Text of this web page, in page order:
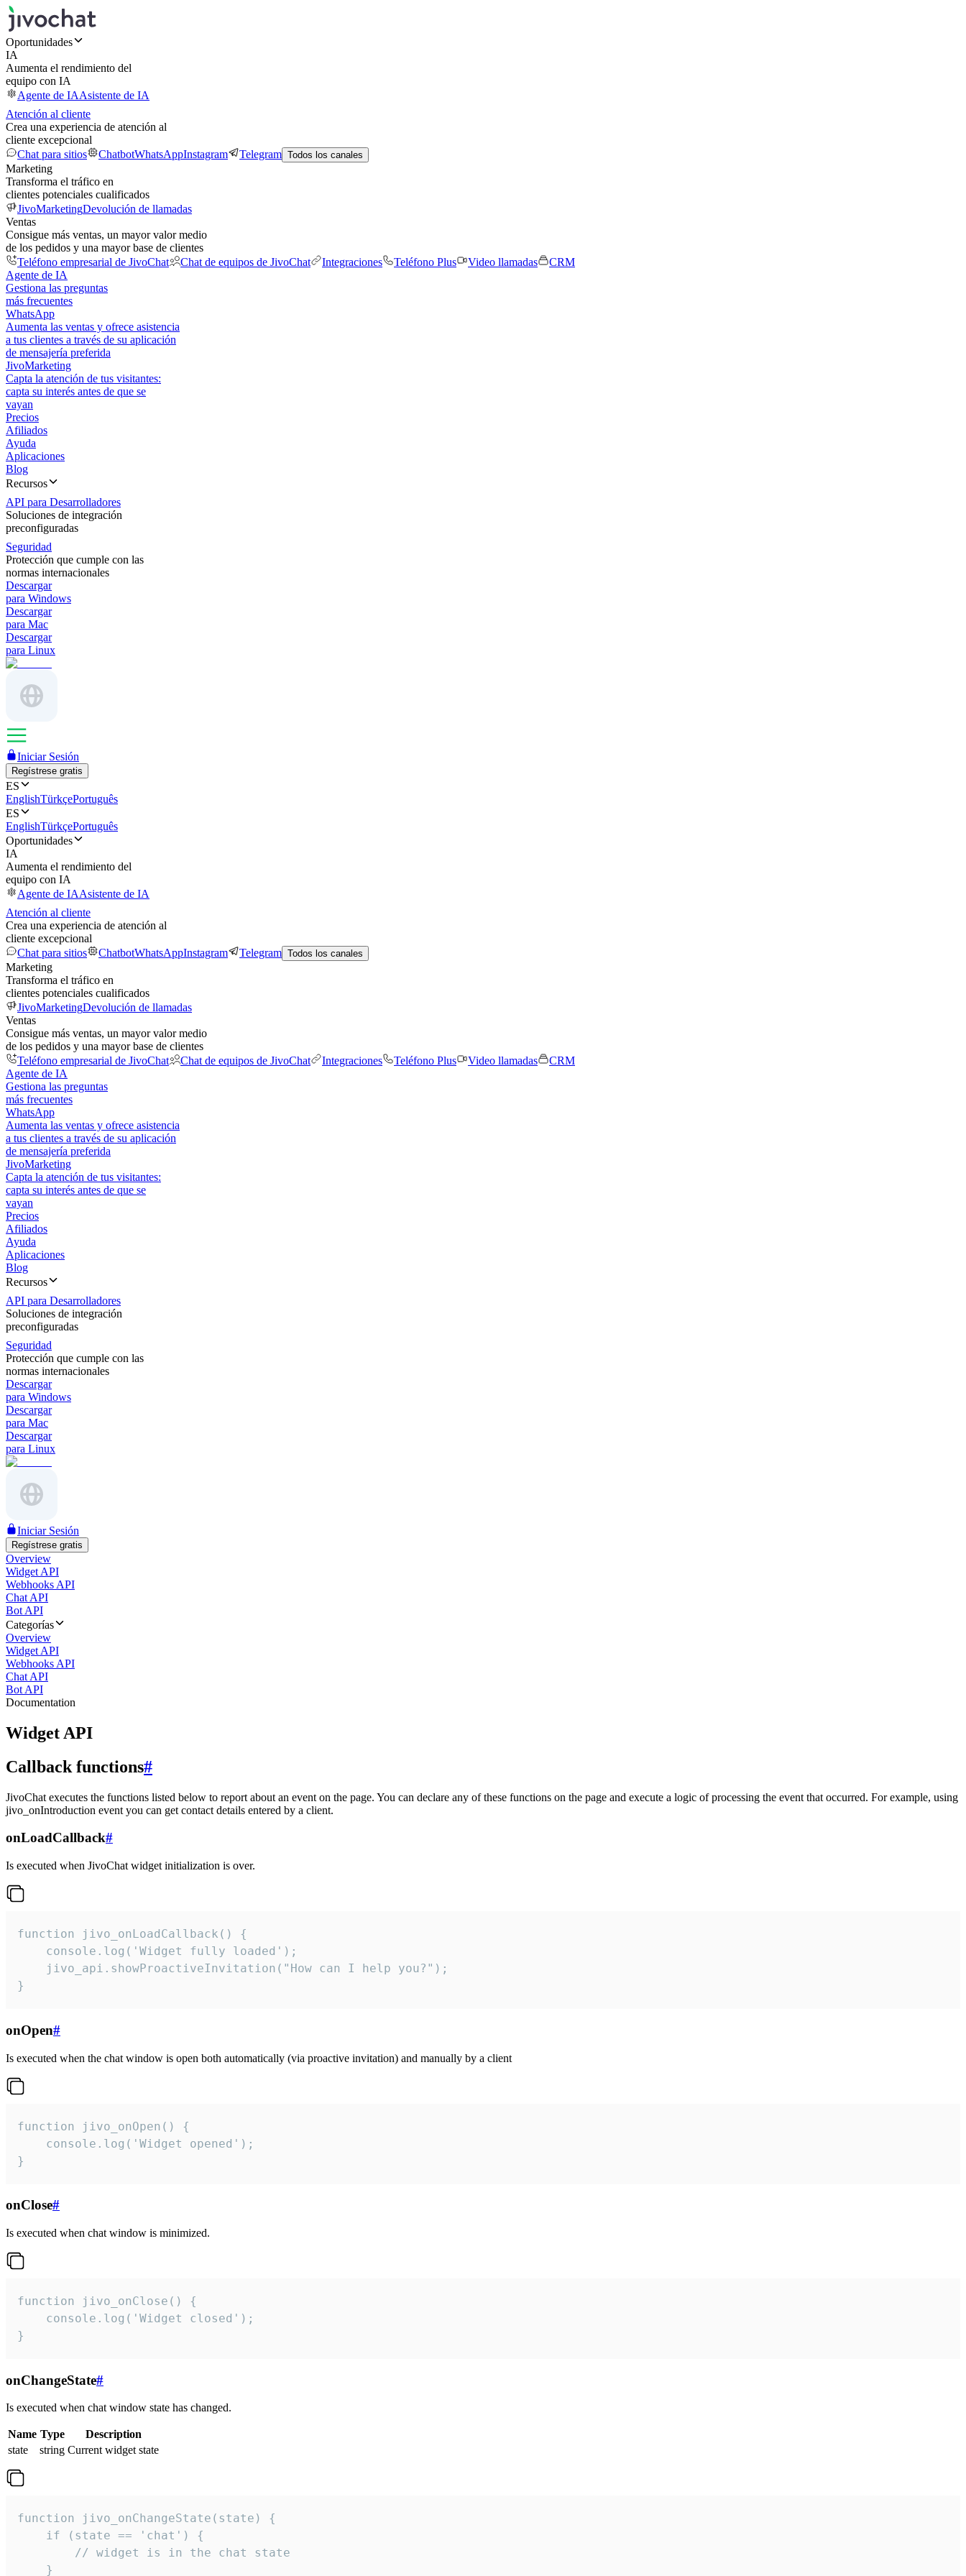
Oportunidades
IA
Aumenta el rendimiento del
equipo con IA
Agente de IAAsistente de IA
Atención al cliente
Crea una experiencia de atención al
cliente excepcional
Chat para sitios
ChatbotWhatsAppInstagram Telegram Todos los canales
Marketing
Transforma el tráfico en
clientes potenciales cualificados
JivoMarketingDevolución de llamadas
Ventas
Consigue más ventas, un mayor valor medio
de los pedidos y una mayor base de clientes
Teléfono empresarial de JivoChat
Chat de equipos de JivoChat Integraciones Teléfono Plus Video llamadas
CRM
Agente de IA
Gestiona las preguntas
más frecuentes
WhatsApp
Aumenta las ventas y ofrece asistencia
a tus clientes a través de su aplicación
de mensajería preferida
JivoMarketing
Capta la atención de tus visitantes:
capta su interés antes de que se
vayan
Precios
Afiliados
Ayuda
Aplicaciones
Blog
Recursos
API para Desarrolladores
Soluciones de integración
preconfiguradas
Seguridad
Protección que cumple con las
normas internacionales
Descargar
para Windows
Descargar
para Mac
Descargar
para Linux
Iniciar Sesión
Regístrese gratis
ES
EnglishTürkçePortuguês
ES
EnglishTürkçePortuguês
Oportunidades
IA
Aumenta el rendimiento del
equipo con IA
Agente de IAAsistente de IA
Atención al cliente
Crea una experiencia de atención al
cliente excepcional
Chat para sitios
ChatbotWhatsAppInstagram Telegram Todos los canales
Marketing
Transforma el tráfico en
clientes potenciales cualificados
JivoMarketingDevolución de llamadas
Ventas
Consigue más ventas, un mayor valor medio
de los pedidos y una mayor base de clientes
Teléfono empresarial de JivoChat
Chat de equipos de JivoChat Integraciones Teléfono Plus Video llamadas
CRM
Agente de IA
Gestiona las preguntas
más frecuentes
WhatsApp
Aumenta las ventas y ofrece asistencia
a tus clientes a través de su aplicación
de mensajería preferida
JivoMarketing
Capta la atención de tus visitantes:
capta su interés antes de que se
vayan
Precios
Afiliados
Ayuda
Aplicaciones
Blog
Recursos
API para Desarrolladores
Soluciones de integración
preconfiguradas
Seguridad
Protección que cumple con las
normas internacionales
Descargar
para Windows
Descargar
para Mac
Descargar
para Linux
Iniciar Sesión
Regístrese gratis
Overview
Widget API
Webhooks API
Chat API
Bot API
Categorías
Overview
Widget API
Webhooks API
Chat API
Bot API
Documentation
Widget API
Callback functions#
JivoChat executes the functions listed below to report about an event on the page. You can declare any of these functions on the page and execute a logic of processing the event that occurred. For example, using
jivo_onIntroduction event you can get contact details entered by a client.
onLoadCallback#
Is executed when JivoChat widget initialization is over.
function jivo_onLoadCallback() {
    console.log('Widget fully loaded');
    jivo_api.showProactiveInvitation("How can I help you?");
}
onOpen#
Is executed when the chat window is open both automatically (via proactive invitation) and manually by a client
function jivo_onOpen() {
    console.log('Widget opened');
}
onClose#
Is executed when chat window is minimized.
function jivo_onClose() {
    console.log('Widget closed');
}
onChangeState#
Is executed when chat window state has changed.
Name Type
Description
state
string Current widget state
function jivo_onChangeState(state) {
    if (state == 'chat') {
        // widget is in the chat state
    }